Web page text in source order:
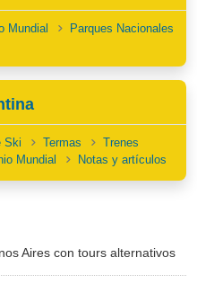
Mundial
Parques Nacionales
Ski Termas
Trenes
Mundial Notas y artículos
Aires con tours alternativos